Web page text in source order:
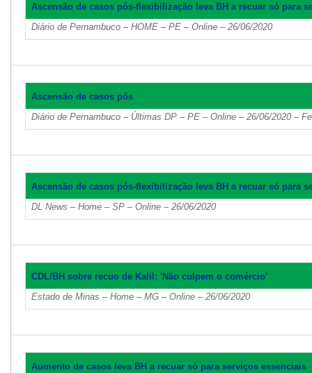
Ascensão de casos pós-flexibilização leva BH a recuar só para
Diário de Pernambuco – HOME – PE – Online – 26/06/2020
Ascensão de casos pós
Diário de Pernambuco – Últimas DP – PE – Online – 26/06/2020 –
Ascensão de casos pós-flexibilização leva BH a recuar só para
DL News – Home – SP – Online – 26/06/2020
CDL/BH sobre recuo de Kalil: 'Não culpem o comércio'
Estado de Minas – Home – MG – Online – 26/06/2020
Aumento de casos leva BH a recuar só para serviços essenciais